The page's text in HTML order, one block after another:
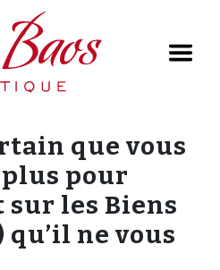
que vous
plus pour
sur les Biens
ne vous